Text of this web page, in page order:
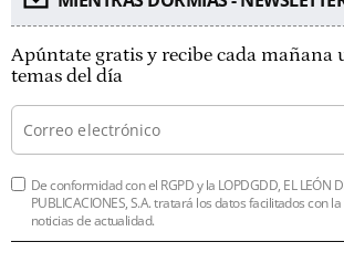
Apúntate gratis y recibe cada mañana
temas del día
De conformidad con el RGPD y la LOPDGDD, EL LEÓN
PUBLICACIONES, S.A. tratará los datos facilitados con
noticias de actualidad.